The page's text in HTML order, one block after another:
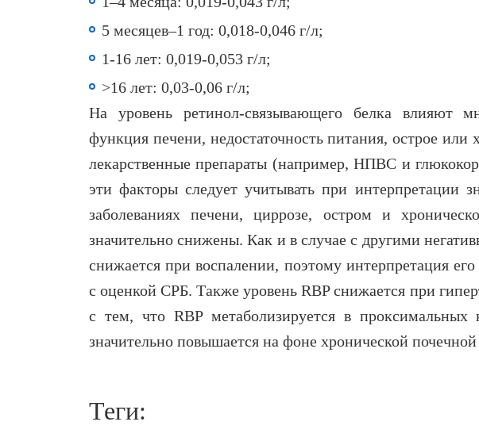
5 месяцев–1 год: 0,018-0,046 г/л;
1-16 лет: 0,019-0,053 г/л;
>16 лет: 0,03-0,06 г/л;
На уровень ретинол-связывающего белка влияют
функция печени, недостаточность питания, острое или
лекарственные препараты (например, НПВС и
эти факторы следует учитывать при интерпретации
заболеваниях печени, циррозе, остром и
значительно снижены. Как и в случае с другими
снижается при воспалении, поэтому интерпретация
с оценкой СРБ. Также уровень RBP снижается при
с тем, что RBP метаболизируется в проксимальных
значительно повышается на фоне хронической почечной
Теги: